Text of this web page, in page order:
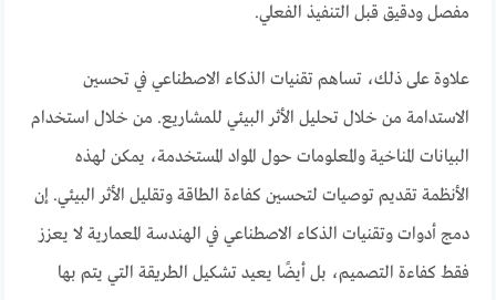
مفصل ودقيق قبل التنفيذ الفعلي.
علاوة على ذلك، تساهم تقنيات الذكاء الاصطناعي في تحسين
الاستدامة من خلال تحليل الأثر البيئي للمشاريع. من خلال استخدام
البيانات المناخية والمعلومات حول المواد المستخدمة، يمكن لهذه
الأنظمة تقديم توصيات لتحسين كفاءة الطاقة وتقليل الأثر البيئي. إن
دمج أدوات وتقنيات الذكاء الاصطناعي في الهندسة المعمارية لا يعزز
فقط كفاءة التصميم، بل أيضًا يعيد تشكيل الطريقة التي يتم بها